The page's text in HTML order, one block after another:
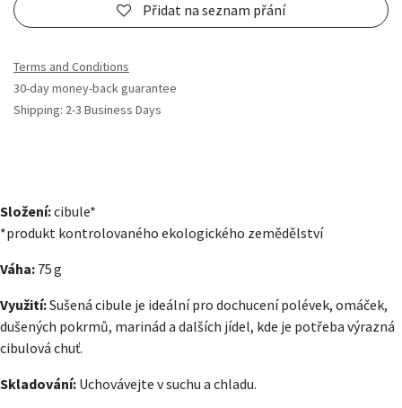
Přidat na seznam přání
Terms and Conditions
30-day money-back guarantee
Shipping: 2-3 Business Days
Složení:cibule*
*produkt kontrolovaného ekologického zemědělství
Váha: 75 g
Využití:Sušená cibule je ideální pro dochucení polévek, omáček,
dušených pokrmů, marinád a dalších jídel, kde je potřeba výrazná
cibulová chuť.
Skladování: Uchovávejte v suchu a chladu.